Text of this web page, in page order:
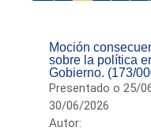
Moción
sobre la política
Gobierno. (173/
Presentado o 25/
30/06/2026
Autor: